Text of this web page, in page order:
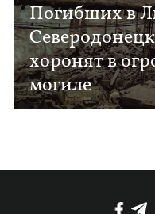
Погибших в
хоронят в
могиле